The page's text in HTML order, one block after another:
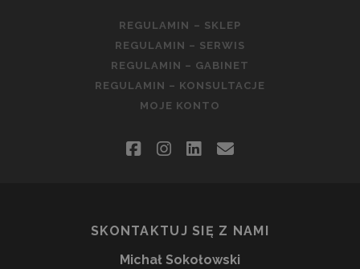
REGULAMIN – SKLEP
REGULAMIN – SERWIS
REGULAMIN – GABINET
REGULAMIN – KONSULTACJE
MOJE KONTO
facebookinstagram
linkedin
email
SKONTAKTUJ SIĘ Z NAMI
Michał Sokołowski